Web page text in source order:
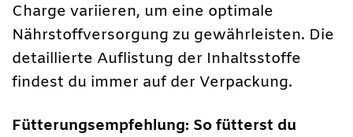
Charge variieren, um eine optimale
Nährstoffversorgung zu gewährleisten. Die
detaillierte Auflistung der Inhaltsstoffe
findest du immer auf der Verpackung.
Fütterungsempfehlung: So fütterst du